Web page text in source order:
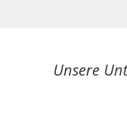
Unsere